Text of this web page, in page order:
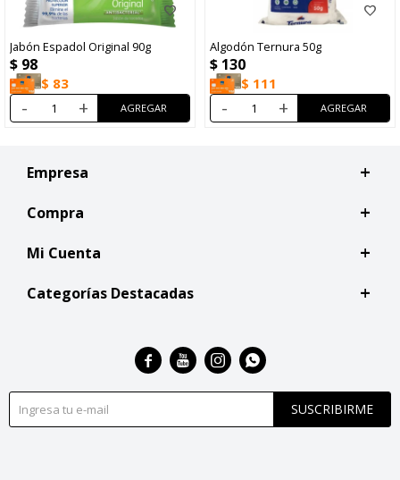
Jabón Espadol Original 90g
$ 98
$ 83
- +
Algodón Ternura 50g
$ 130
$ 111
- +
Empresa
Compra
Mi Cuenta
Categorías Destacadas
SUSCRIBIRME
   